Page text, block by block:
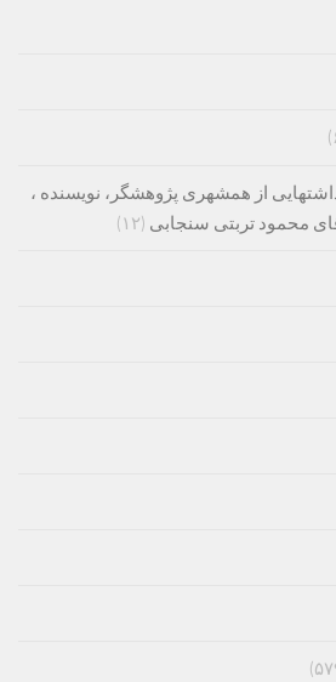
از همشهری پژوهشگر، نویسنده ،
محمود تربتی سنجابی (۱۲)